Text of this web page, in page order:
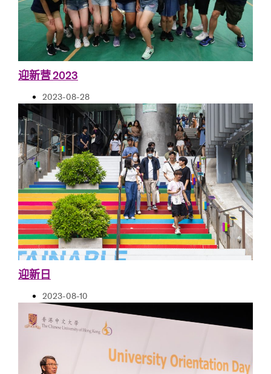
迎新营 2023
2023-08-28
迎新日
2023-08-10